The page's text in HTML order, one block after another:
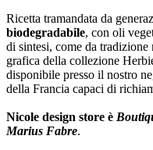
Ricetta tramandata da
biodegradabile, con oli
di sintesi, come da
grafica della collezione
disponibile presso il nostro
della Francia capaci di
Nicole design store è
Marius Fabre.